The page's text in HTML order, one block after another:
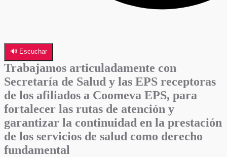
🔊 Escuchar
Trabajamos articuladamente con
Secretaría de Salud y las EPS receptoras
de los afiliados a Coomeva EPS, para
fortalecer las rutas de atención y
garantizar la continuidad en la prestación
de los servicios de salud como derecho
fundamental